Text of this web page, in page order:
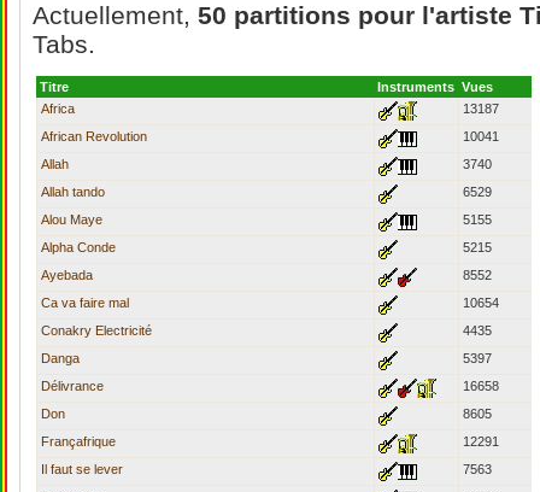
Actuellement, 50 partitions pour l'artiste
Tabs.
Titre Instruments Vues
Africa
13187
African Revolution
10041
Allah
3740
Allah tando
6529
Alou Maye
5155
Alpha Conde
5215
Ayebada
8552
Ca va faire mal
10654
Conakry Electricité
4435
Danga
5397
Délivrance
16658
Don
8605
Françafrique
12291
Il faut se lever
7563